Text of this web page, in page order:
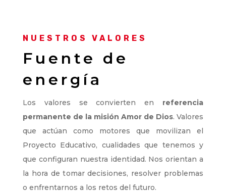
NUESTROS VALORES
Fuente de
energía
Los valores se convierten en
referencia
permanente de la misión Amor de Dios. Valores
que actúan como motores que movilizan el
Proyecto Educativo, cualidades que tenemos y
que configuran nuestra identidad. Nos orientan a
la hora de tomar decisiones, resolver problemas
o enfrentarnos a los retos del futuro.